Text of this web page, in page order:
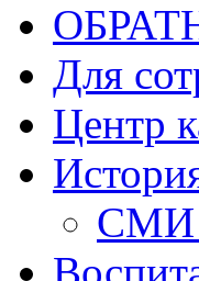
Для
Центр
СМИ